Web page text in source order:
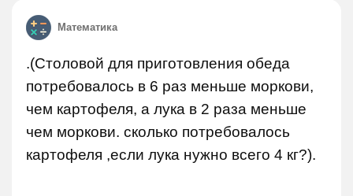
Математика
.(Столовой для приготовления обеда
потребовалось в 6 раз меньше моркови,
чем картофеля, а лука в 2 раза меньше
чем моркови. сколько потребовалось
картофеля ,если лука нужно всего 4 кг?).